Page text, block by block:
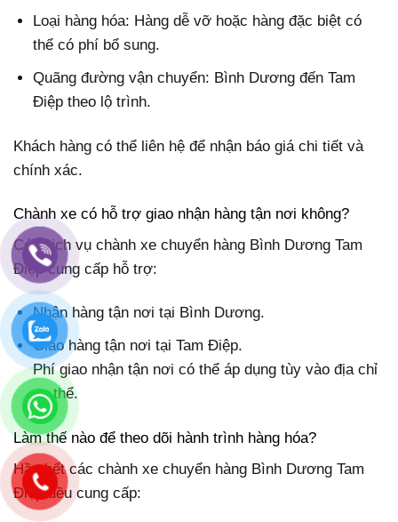
Loại hàng hóa: Hàng dễ vỡ hoặc hàng đặc biệt có
thể có phí bổ sung.
Quãng đường vận chuyển: Bình Dương đến Tam
Điệp theo lộ trình.
Khách hàng có thể liên hệ để nhận báo giá chi tiết và
chính xác.
Chành xe có hỗ trợ giao nhận hàng tận nơi không?
Có. Dịch vụ chành xe chuyển hàng Bình Dương Tam
Điệp cung cấp hỗ trợ:
Nhận hàng tận nơi tại Bình Dương.
Giao hàng tận nơi tại Tam Điệp.
Phí giao nhận tận nơi có thể áp dụng tùy vào địa chỉ
cụ thể.
Làm thế nào để theo dõi hành trình hàng hóa?
Hầu hết các chành xe chuyển hàng Bình Dương Tam
Điệp đều cung cấp: